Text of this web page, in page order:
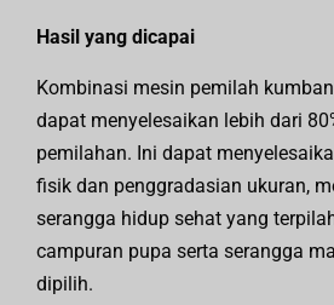
Hasil yang dicapai
Kombinasi mesin pemilah
dapat menyelesaikan lebih dari
pemilahan. Ini dapat
fisik dan penggradasian ukuran,
serangga hidup sehat yang
campuran pupa serta serangga
dipilih.